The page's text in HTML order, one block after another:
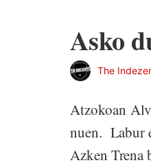
Asko
The
Atzokoan
nuen. Labur
Azken Trena